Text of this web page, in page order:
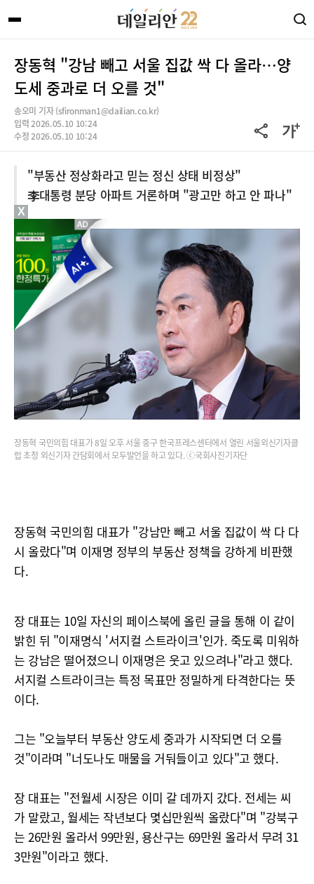
장동혁 "강남 빼고 서울 집값 싹 다 올라…양
도세 중과로 더 오를 것"
송오미 기자 (sfironman1@dailian.co.kr)
입력 2026.05.10 10:24
수정 2026.05.10 10:24
"부동산 정상화라고 믿는 정신 상태 비정상"
李대통령 분당 아파트 거론하며 "광고만 하고 안 파나"
장동혁 국민의힘 대표가 8일 오후 서울 중구 한국프레스센터에서 열린 서울외신기자클
럽 초청 외신기자 간담회에서 모두발언을 하고 있다. ⓒ국회사진기자단
장동혁 국민의힘 대표가 "강남만 빼고 서울 집값이 싹 다 다
시 올랐다"며 이재명 정부의 부동산 정책을 강하게 비판했
다.
장 대표는 10일 자신의 페이스북에 올린 글을 통해 이 같이
밝힌 뒤 "이재명식 '서지컬 스트라이크'인가. 죽도록 미워하
는 강남은 떨어졌으니 이재명은 웃고 있으려나"라고 했다.
서지컬 스트라이크는 특정 목표만 정밀하게 타격한다는 뜻
이다.
그는 "오늘부터 부동산 양도세 중과가 시작되면 더 오를
것"이라며 "너도나도 매물을 거둬들이고 있다"고 했다.
장 대표는 "전월세 시장은 이미 갈 데까지 갔다. 전세는 씨
가 말랐고, 월세는 작년보다 몇십만원씩 올랐다"며 "강북구
는 26만원 올라서 99만원, 용산구는 69만원 올라서 무려 31
3만원"이라고 했다.
X